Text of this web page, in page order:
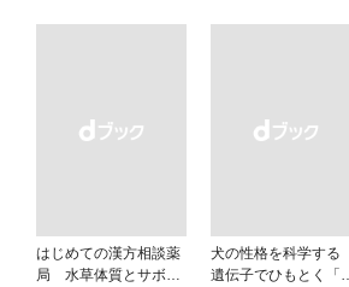
はじめての漢方相談薬
局 水草体質とサボテ
犬の性格を科学する
遺伝子でひもとく「